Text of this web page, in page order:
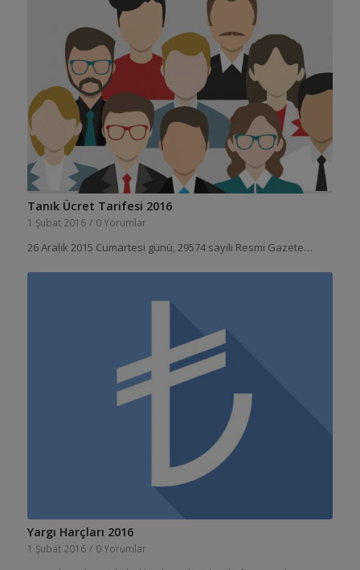
Tanık Ücret Tarifesi 2016
1 Şubat 2016 / 0 Yorumlar
26 Aralık 2015 Cumartesi günü, 29574 sayılı Resmi Gazete…
Yargı Harçları 2016
1 Şubat 2016 / 0 Yorumlar